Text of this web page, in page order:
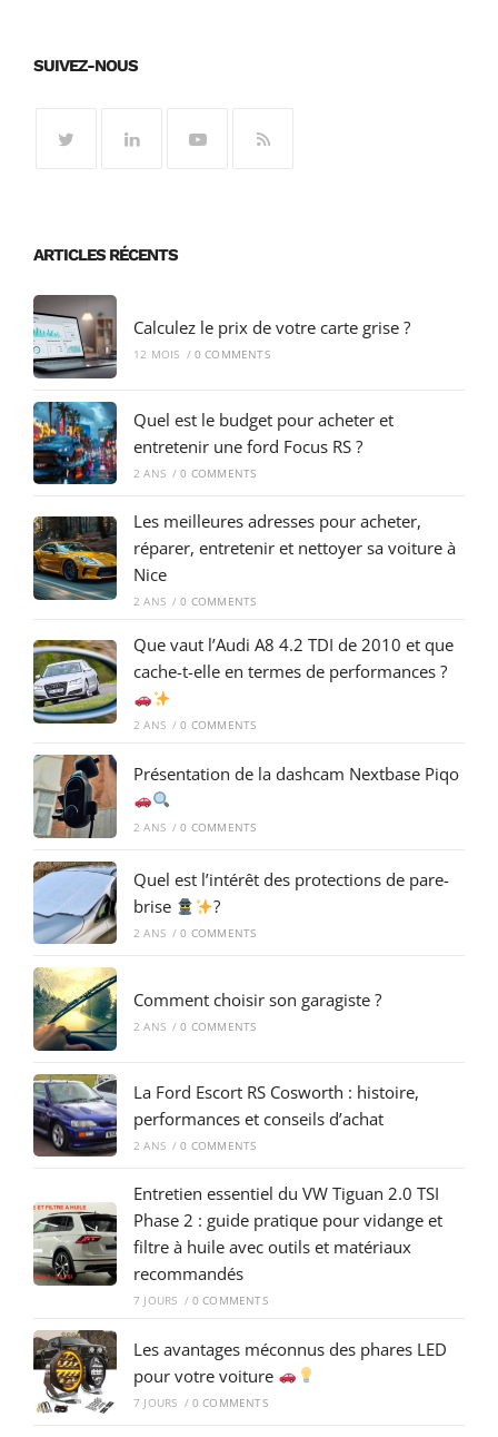
SUIVEZ-NOUS
ARTICLES RÉCENTS
Calculez le prix de votre carte grise ?
12 MOIS / 0 COMMENTS
Quel est le budget pour acheter et
entretenir une ford Focus RS ?
2 ANS / 0 COMMENTS
Les meilleures adresses pour acheter,
réparer, entretenir et nettoyer sa voiture à
Nice
2 ANS / 0 COMMENTS
Que vaut l’Audi A8 4.2 TDI de 2010 et que
cache-t-elle en termes de performances ?
2 ANS / 0 COMMENTS
Présentation de la dashcam Nextbase Piqo
2 ANS / 0 COMMENTS
Quel est l’intérêt des protections de pare-
brise
?
2 ANS / 0 COMMENTS
Comment choisir son garagiste ?
2 ANS / 0 COMMENTS
La Ford Escort RS Cosworth : histoire,
performances et conseils d’achat
2 ANS / 0 COMMENTS
Entretien essentiel du VW Tiguan 2.0 TSI
Phase 2 : guide pratique pour vidange et
filtre à huile avec outils et matériaux
recommandés
7 JOURS / 0 COMMENTS
Les avantages méconnus des phares LED
pour votre voiture
7 JOURS / 0 COMMENTS